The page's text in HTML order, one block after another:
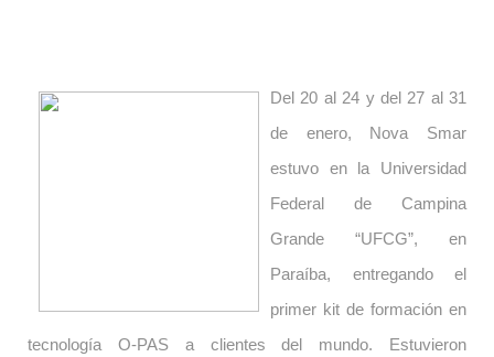
Del 20 al 24 y del 27 al 31
de enero, Nova Smar
estuvo en la Universidad
Federal de Campina
Grande “UFCG”, en
Paraíba, entregando el
primer kit de formación en
tecnología O-PAS a clientes del mundo. Estuvieron